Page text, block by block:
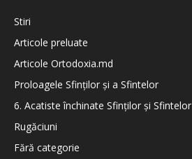
Stiri
Articole preluate
Articole Ortodoxia.md
Proloagele Sfinților și a Sfintelor
6. Acatiste închinate Sfinților și Sfintelor
Rugăciuni
Fără categorie